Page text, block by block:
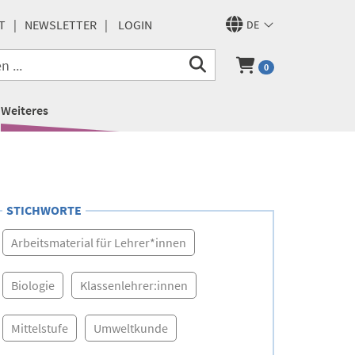
DE
NEWSLETTER LOGIN
0
Weiteres
STICHWORTE
Arbeitsmaterial für Lehrer*innen
Biologie Klassenlehrer:innen
Mittelstufe Umweltkunde